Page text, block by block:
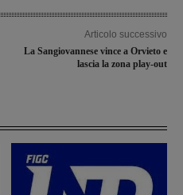
Articolo successivo
La Sangiovannese vince a Orvieto e
lascia la zona play-out